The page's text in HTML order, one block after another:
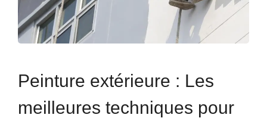
Peinture extérieure : Les
meilleures techniques pour